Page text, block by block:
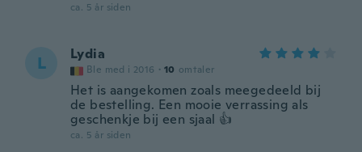
ca. 5 år siden
L Lydia
Ble med i 2016 · 10 omtaler
Het is aangekomen zoals meegedeeld bij
de bestelling. Een mooie verrassing als
geschenkje bij een sjaal 👍
ca. 5 år siden